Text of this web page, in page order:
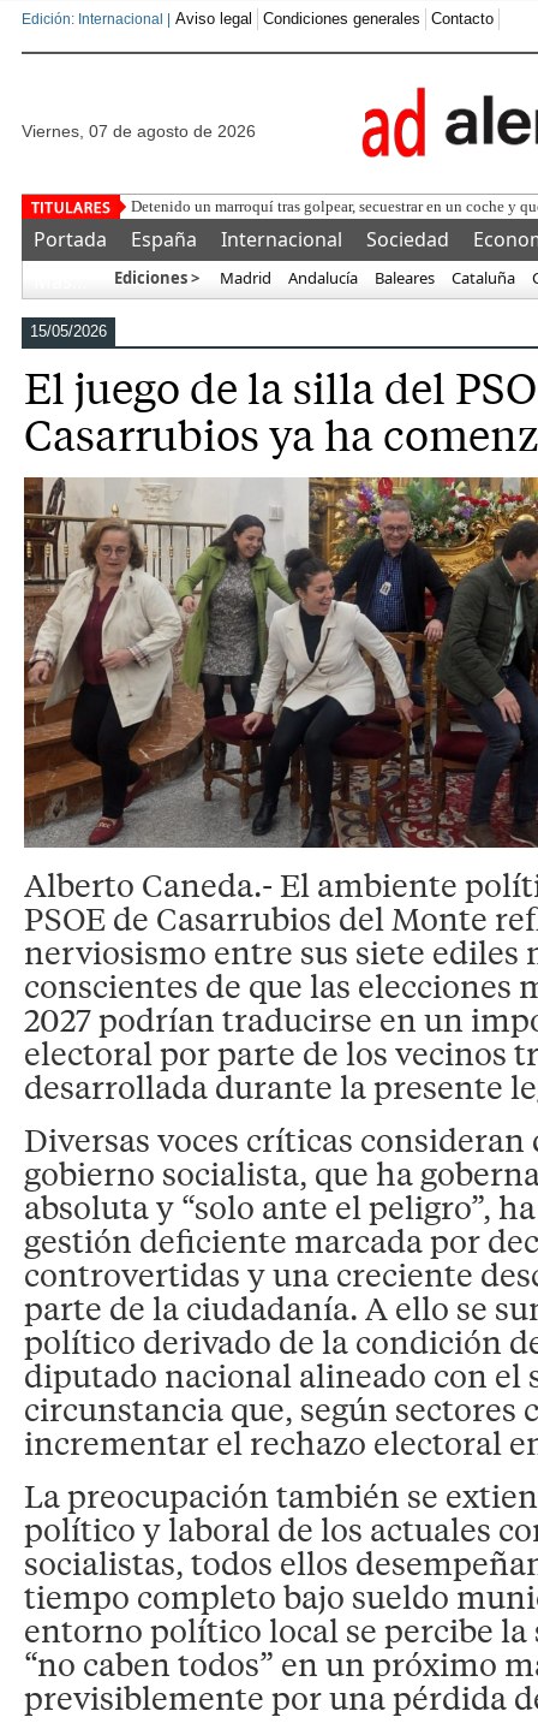
Edición: Internacional | Aviso legal Condiciones generales Contacto
viernes, 07 de agosto de 2026
Detenido un marroquí tras golpear, secuestrar en un coche y
Portada España Internacional Sociedad
Ediciones > Madrid Andalucía Baleares Cataluña
15/05/2026
El juego de la silla del
Casarrubios ya ha
Alberto Caneda.- El ambiente
PSOE de Casarrubios del Monte
nerviosismo entre sus siete ediles
conscientes de que las elecciones
2027 podrían traducirse en un
electoral por parte de los vecinos
desarrollada durante la presente
Diversas voces críticas consideran
gobierno socialista, que ha
absoluta y “solo ante el peligro”,
gestión deficiente marcada por
controvertidas y una creciente
parte de la ciudadanía. A ello se
político derivado de la condición
diputado nacional alineado con el
circunstancia que, según sectores
incrementar el rechazo electoral
La preocupación también se
político y laboral de los actuales
socialistas, todos ellos
tiempo completo bajo sueldo
entorno político local se percibe la
“no caben todos” en un próximo
previsiblemente por una pérdida